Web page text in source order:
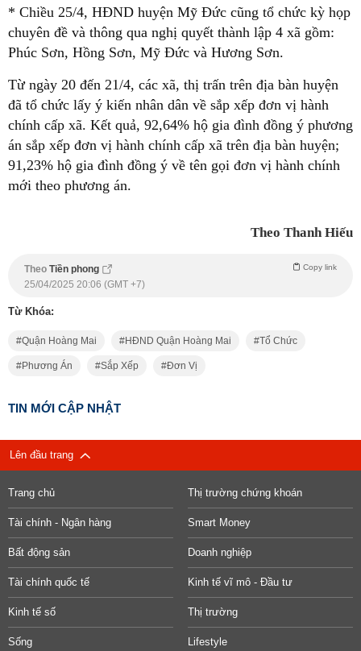
* Chiều 25/4, HĐND huyện Mỹ Đức cũng tổ chức kỳ họp
chuyên đề và thông qua nghị quyết thành lập 4 xã gồm:
Phúc Sơn, Hồng Sơn, Mỹ Đức và Hương Sơn.
Từ ngày 20 đến 21/4, các xã, thị trấn trên địa bàn huyện
đã tổ chức lấy ý kiến nhân dân về sắp xếp đơn vị hành
chính cấp xã. Kết quả, 92,64% hộ gia đình đồng ý phương
án sắp xếp đơn vị hành chính cấp xã trên địa bàn huyện;
91,23% hộ gia đình đồng ý về tên gọi đơn vị hành chính
mới theo phương án.
Theo Thanh Hiếu
Theo Tiền phong Copy link
25/04/2025 20:06 (GMT +7)
Từ Khóa:
Quận Hoàng Mai HĐND Quận Hoàng Mai Tổ Chức
Phương Án Sắp Xếp Đơn Vị
TIN MỚI CẬP NHẬT
Lên đầu trang
Trang chủ Thị trường chứng khoán
Tài chính - Ngân hàng Smart Money
Bất động sản Doanh nghiệp
Tài chính quốc tế Kinh tế vĩ mô - Đầu tư
Kinh tế số Thị trường
Sống Lifestyle